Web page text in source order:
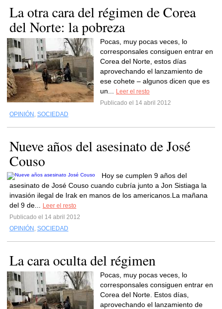
La otra cara del régimen de Corea
del Norte: la pobreza
Pocas, muy pocas veces, lo
corresponsales consiguen entrar en
Corea del Norte, estos días
aprovechando el lanzamiento de
ese cohete – algunos dicen que es
un...
Leer el resto
Publicado el 14 abril 2012
OPINIÓN , SOCIEDAD
Nueve años del asesinato de José
Couso
Hoy se cumplen 9 años del
asesinato de José Couso cuando cubría junto a Jon Sistiaga la
invasión ilegal de Irak en manos de los americanos.La mañana
del 9 de...
Leer el resto
Publicado el 14 abril 2012
OPINIÓN , SOCIEDAD
La cara oculta del régimen
Pocas, muy pocas veces, lo
corresponsales consiguen entrar en
Corea del Norte. Estos días,
aprovechando el lanzamiento de